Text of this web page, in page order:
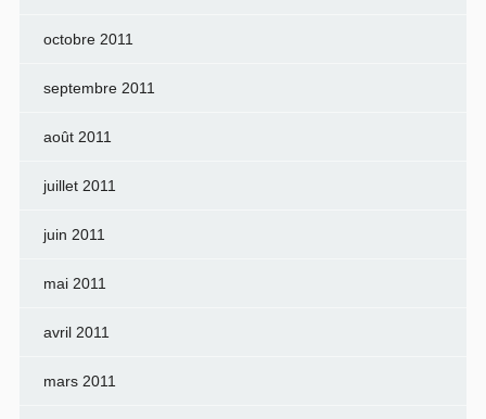
octobre 2011
septembre 2011
août 2011
juillet 2011
juin 2011
mai 2011
avril 2011
mars 2011